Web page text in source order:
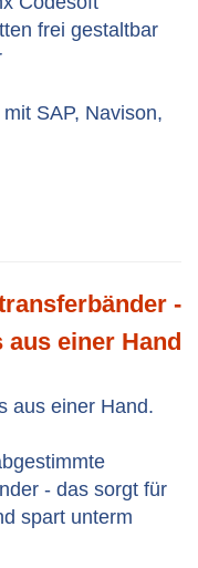
frei gestaltbar
SAP, Navison,
-
aus einer Hand
aus einer Hand.
- das sorgt für
spart unterm